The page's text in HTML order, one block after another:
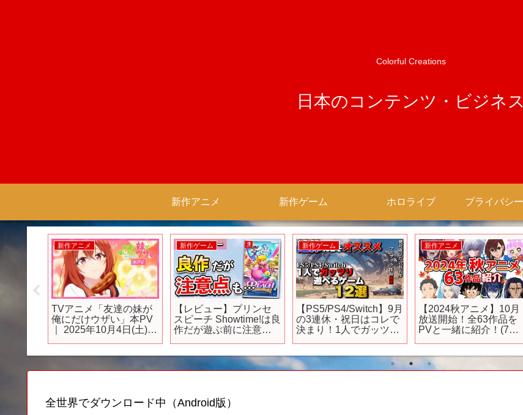
Colorful Creations
日本のコンテンツ・ビジネス
新作アニメ 新作ゲーム ホロライブ
新作アニメ
TVアニメ「友達の妹が
俺にだけウザい」本PV
｜ 2025年10月4日(土)放
新作ゲーム
【レビュー】プリンセ
スピーチ Showtime!は良
作だが遊ぶ前に注意し
新作ゲーム
【PS5/PS4/Switch】9月
の3連休・祝日はコレで
決まり！1人でガッツリ
新作アニメ
【2024秋アニメ】10月
放送開始！全63作品を
PVと一緒に紹介！(7月
全世界でダウンロード中（Android版）